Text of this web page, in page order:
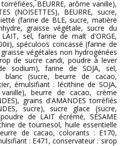
BEURRE, arôme vanille),
(NOISETTES), BEURRE, sucre,
(farine de BLE, sucre, matière
graisse végétale, sucre du
sel, farine de malt d'ORGE,
spéculoos concassé (farine de
végétales non hydrogénées
de sucre candi, poudre à lever
sodium), farine de SOJA, sel,
blanc (sucre, beurre de cacao,
émulsifiant : lécithine de SOJA,
beurre de cacao, crème
grains d'AMANDES torréfiés
sucre), sucre glace (sucre,
de LAIT écrémé, SÉSAME
de tournesol, huile essentielle
de cacao, colorants : E170,
: E471, conservateur : sirop